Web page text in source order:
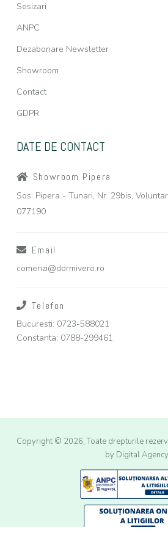
Sesizari
ANPC
Dezabonare Newsletter
Showroom
Contact
GDPR
DATE DE CONTACT
Showroom Pipera
Sos. Pipera - Tunari, Nr. 29bis,
077190
Email
comenzi@dormivero.ro
Telefon
Bucuresti: 0723-588021
Constanta: 0788-299461
Copyright © 2026, Toate drepturile
by Digital Agency